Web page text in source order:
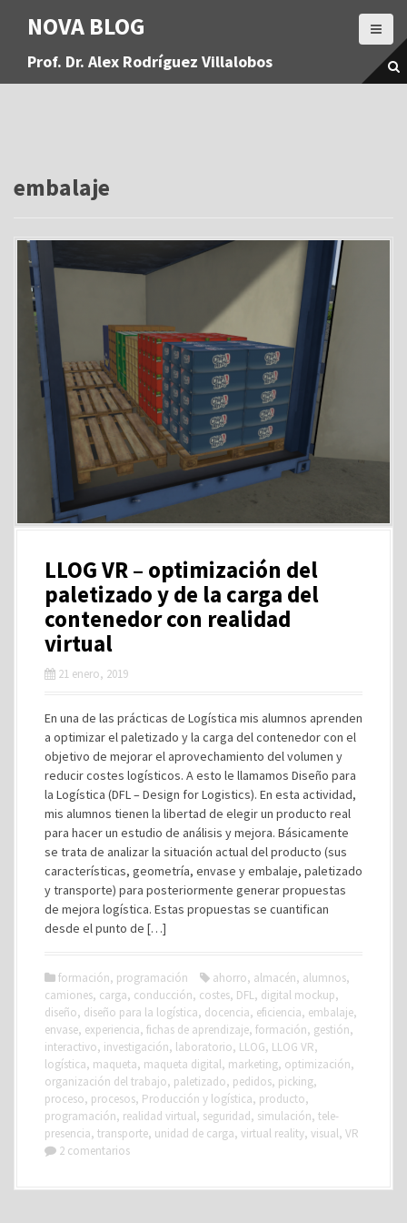
a
NOVA BLOG
Prof. Dr. Alex Rodríguez Villalobos
embalaje
LLOG VR – optimización del
paletizado y de la carga del
contenedor con realidad
virtual
21 enero, 2019
En una de las prácticas de Logística mis alumnos aprenden
a optimizar el paletizado y la carga del contenedor con el
objetivo de mejorar el aprovechamiento del volumen y
reducir costes logísticos. A esto le llamamos Diseño para
la Logística (DFL – Design for Logistics). En esta actividad,
mis alumnos tienen la libertad de elegir un producto real
para hacer un estudio de análisis y mejora. Básicamente
se trata de analizar la situación actual del producto (sus
características, geometría, envase y embalaje, paletizado
y transporte) para posteriormente generar propuestas
de mejora logística. Estas propuestas se cuantifican
desde el punto de […]
formación, programación ahorro, almacén, alumnos,
camiones, carga, conducción, costes, DFL, digital mockup,
diseño, diseño para la logística, docencia, eficiencia, embalaje,
envase, experiencia, fichas de aprendizaje, formación, gestión,
interactivo, investigación, laboratorio, LLOG, LLOG VR,
logística, maqueta, maqueta digital, marketing, optimización,
organización del trabajo, paletizado, pedidos, picking,
proceso, procesos, Producción y logística, producto,
programación, realidad virtual, seguridad, simulación, tele-
presencia, transporte, unidad de carga, virtual reality, visual, VR
2 comentarios